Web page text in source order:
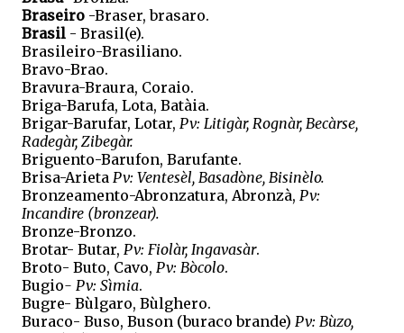
Braseiro -Braser, brasaro.
Brasil - Brasil(e).
Brasileiro-Brasiliano.
Bravo-Brao.
Bravura-Braura, Coraio.
Briga-Barufa, Lota, Batàia.
Brigar-Barufar, Lotar, Pv: Litigàr, Rognàr, Becàrse,
Radegàr, Zibegàr.
Briguento-Barufon, Barufante.
Brisa-Arieta Pv: Ventesèl, Basadòne, Bisinèlo.
Bronzeamento-Abronzatura, Abronzà, Pv:
Incandire (bronzear).
Bronze-Bronzo.
Brotar- Butar, Pv: Fiolàr, Ingavasàr.
Broto- Buto, Cavo, Pv: Bòcolo.
Bugio- Pv: Sìmia.
Bugre- Bùlgaro, Bùlghero.
Buraco- Buso, Buson (buraco brande) Pv: Bùzo,